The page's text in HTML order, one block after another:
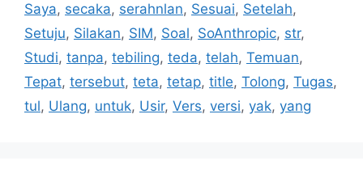
Saya, secaka, serahnlan, Sesuai, Setelah,
Setuju, Silakan, SIM, Soal, SoAnthropic, str,
Studi, tanpa, tebiling, teda, telah, Temuan,
Tepat, tersebut, teta, tetap, title, Tolong, Tugas,
tul, Ulang, untuk, Usir, Vers, versi, yak, yang